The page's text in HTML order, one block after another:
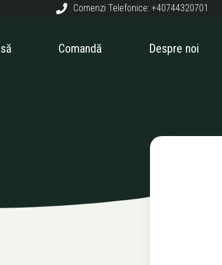
Comenzi Telefonice: +40744320701
Comandă Despre noi